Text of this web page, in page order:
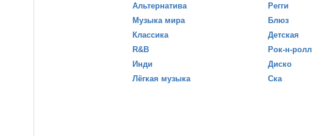
Альтернатива
Музыка мира
Классика
R&B
Инди
Лёгкая музыка
Регги
Блюз
Детская
Рок-н-ролл
Диско
Ска